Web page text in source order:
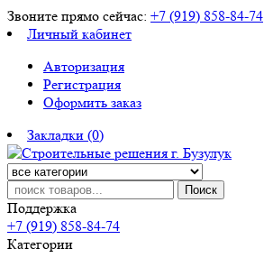
Звоните прямо сейчас: +7 (919) 858-84-74
Личный кабинет
Авторизация
Регистрация
Оформить заказ
Закладки (0)
Поиск
Поддержка
+7 (919) 858-84-74
Категории